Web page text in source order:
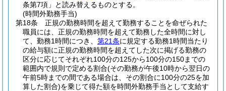
条第7項」と読み替えるものとする。
(時間外勤務手当)
第18条
正規の勤務時間を超えて勤務することを命ぜられた
職員には、正規の勤務時間を超えて勤務した全時間に対し
て、勤務1時間につき、 第21条に規定する勤務1時間当たり
の給与額に正規の勤務時間を超えてした次に掲げる勤務の
区分に応じてそれぞれ100分の125から100分の150までの
範囲内で規則で定める割合(その勤務が午後10時から翌日の
午前5時までの間である場合は、その割合に100分の25を加
算した割合)を乗じて得た額を時間外勤務手当として支給す